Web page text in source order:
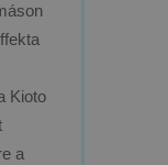
Kioto
a